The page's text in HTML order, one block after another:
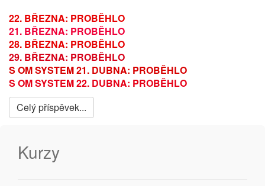
22. BŘEZNA: PROBĚHLO
21. BŘEZNA: PROBĚHLO
28. BŘEZNA: PROBĚHLO
29. BŘEZNA: PROBĚHLO
S OM SYSTEM 21. DUBNA: PROBĚHLO
S OM SYSTEM 22. DUBNA: PROBĚHLO
Celý příspěvek...
Kurzy